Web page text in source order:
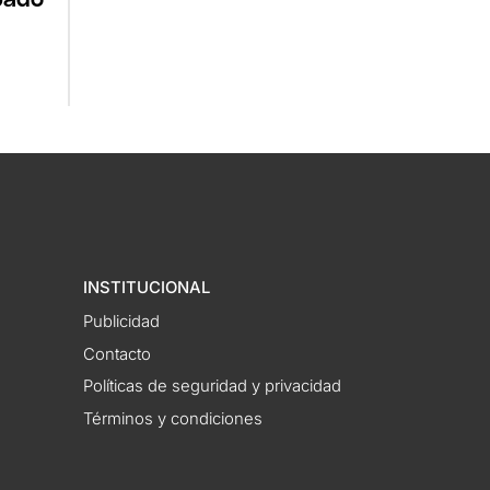
INSTITUCIONAL
Publicidad
Contacto
Políticas de seguridad y privacidad
Términos y condiciones